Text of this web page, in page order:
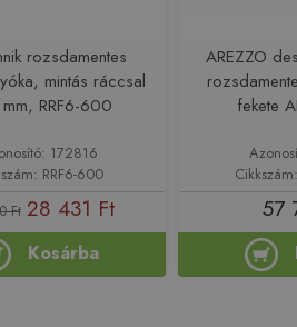
rozsdamentes
mintás ráccsal
RRF6-600
172816
RRF6-600
Ft 28 431 Ft
Kosárba
AREZZO
fekete
57